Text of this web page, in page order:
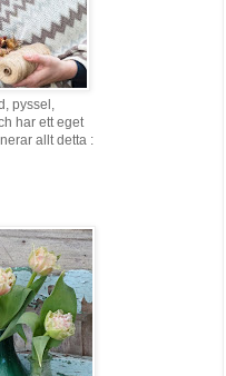
pyssel,
har ett eget
allt detta :